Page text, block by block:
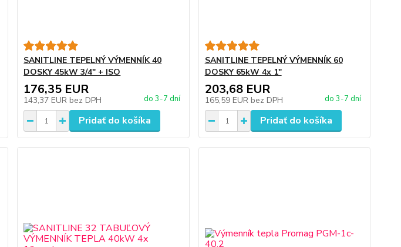
SANITLINE TEPELNÝ VÝMENNÍK 40
DOSKY 45kW 3/4" + ISO
176,35 EUR
143,37 EUR bez DPH do 3-7 dní
Pridať do košíka
SANITLINE TEPELNÝ VÝMENNÍK 60
DOSKY 65kW 4x 1"
203,68 EUR
165,59 EUR bez DPH do 3-7 dní
Pridať do košíka